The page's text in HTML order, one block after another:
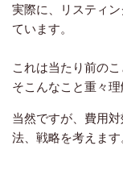
実際に、リスティ
ています。
これは当たり前のこ
そこんなこと重々
当然ですが、費用
法、戦略を考えます